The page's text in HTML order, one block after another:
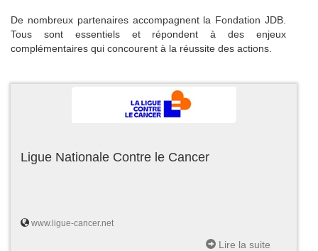
De nombreux partenaires accompagnent la Fondation JDB.
Tous sont essentiels et répondent à des enjeux
complémentaires qui concourent à la réussite des actions.
Ligue Nationale Contre le Cancer
www.ligue-cancer.net
Lire la suite